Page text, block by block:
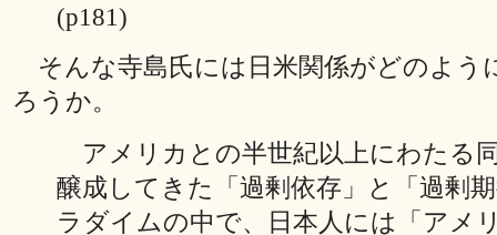
(p181)
そんな寺島氏には日米関係がどのよう
ろうか。
アメリカとの半世紀以上にわたる
醸成してきた「過剰依存」と「過剰
ラダイムの中で、日本人には「アメ